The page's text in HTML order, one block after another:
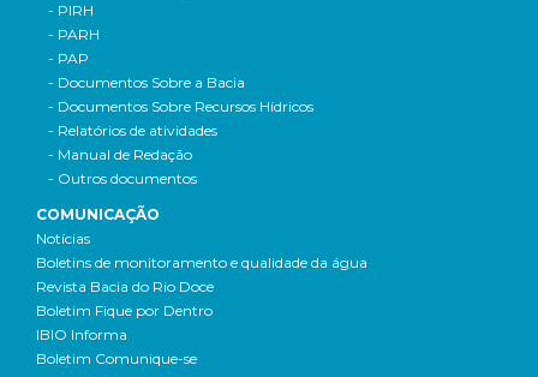
- PIRH
- PARH
- PAP
- Documentos Sobre a Bacia
- Documentos Sobre Recursos Hídricos
- Relatórios de atividades
- Manual de Redação
- Outros documentos
COMUNICAÇÃO
Notícias
Boletins de monitoramento e qualidade da água
Revista Bacia do Rio Doce
Boletim Fique por Dentro
IBIO Informa
Boletim Comunique-se